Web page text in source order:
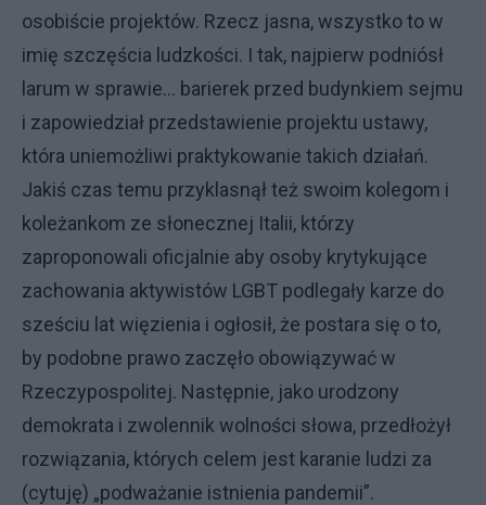
osobiście projektów. Rzecz jasna, wszystko to w
imię szczęścia ludzkości. I tak, najpierw podniósł
larum w sprawie… barierek przed budynkiem sejmu
i zapowiedział przedstawienie projektu ustawy,
która uniemożliwi praktykowanie takich działań.
Jakiś czas temu przyklasnął też swoim kolegom i
koleżankom ze słonecznej Italii, którzy
zaproponowali oficjalnie aby osoby krytykujące
zachowania aktywistów LGBT podlegały karze do
sześciu lat więzienia i ogłosił, że postara się o to,
by podobne prawo zaczęło obowiązywać w
Rzeczypospolitej. Następnie, jako urodzony
demokrata i zwolennik wolności słowa, przedłożył
rozwiązania, których celem jest karanie ludzi za
(cytuję) „podważanie istnienia pandemii”.